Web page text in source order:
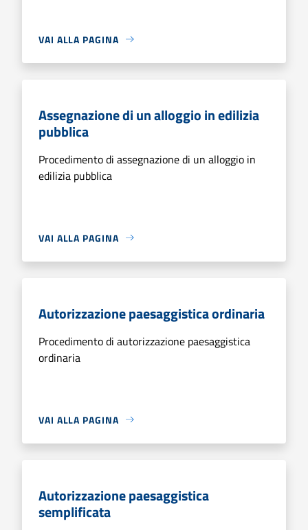
VAI ALLA PAGINA
Assegnazione di un alloggio in edilizia
pubblica
Procedimento di assegnazione di un alloggio in
edilizia pubblica
VAI ALLA PAGINA
Autorizzazione paesaggistica ordinaria
Procedimento di autorizzazione paesaggistica
ordinaria
VAI ALLA PAGINA
Autorizzazione paesaggistica
semplificata